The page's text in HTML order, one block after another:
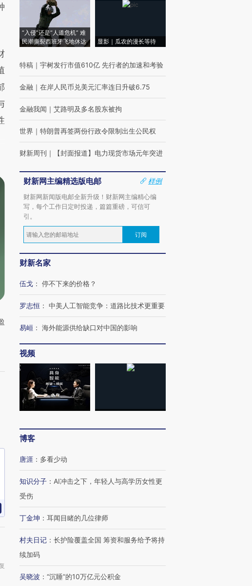
“入侵”还是“人道危机” 难
民潮撕裂西班牙飞地休达
显影｜瓜农的漫长等待
特稿 ｜ 宇树发行市值610亿 先行者的加速和考验
金融 ｜ 在岸人民币兑美元汇率连日升破6.75
金融我闻 ｜ 艾路明及多名股东被拘
世界 ｜ 特朗普再签两份行政令限制出生公民权
财新周刊 ｜ 【封面报道】电力现货市场元年突进
财新网主编精选版电邮
样例
财新网新闻版电邮全新升级！财新网主编精心编
写，每个工作日定时投递，篇篇重磅，可信可
引。
订阅
财新名家
伍戈 ： 停不下来的价格？
罗志恒 ： 中美人工智能竞争：道路比技术更重要
易峘 ： 海外能源供给缺口对中国的影响
视频
博客
唐涯 ： 多看少动
知识分子 ： AI冲击之下，年轻人与高学历女性更
受伤
丁金坤 ： 耳闻目睹的几位律师
村夫日记 ： 长护险覆盖全国 筹资和服务给予将持
续加码
吴晓波 ： “沉睡”的10万亿元公积金